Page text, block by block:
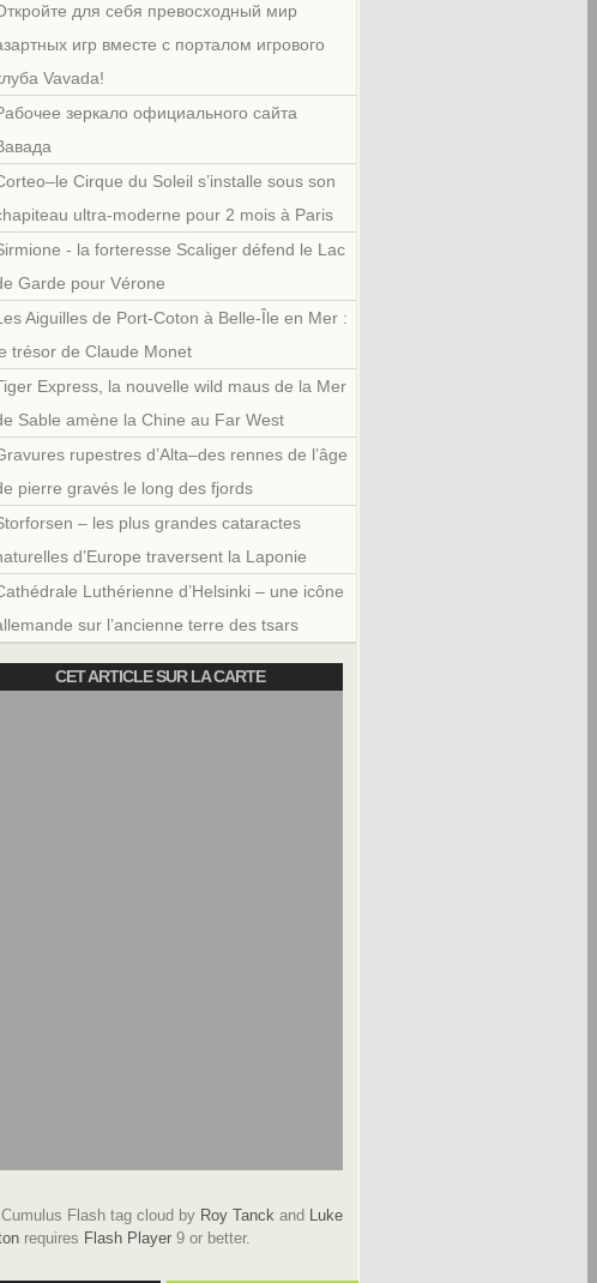
для себя превосходный мир
игр вместе с порталом игрового
Vavada!
зеркало официального сайта
Cirque du Soleil s’installe sous son
ultra-moderne pour 2 mois à Paris
- la forteresse Scaliger défend le Lac
Garde pour Vérone
Aiguilles de Port-Coton à Belle-Île en Mer :
trésor de Claude Monet
Express, la nouvelle wild maus de la Mer
Sable amène la Chine au Far West
rupestres d’Alta–des rennes de l’âge
pierre gravés le long des fjords
– les plus grandes cataractes
d’Europe traversent la Laponie
Luthérienne d’Helsinki – une icône
sur l’ancienne terre des tsars
CET ARTICLE SUR LA CARTE
Flash tag cloud by Roy Tanck and Luke
requires Flash Player 9 or better.